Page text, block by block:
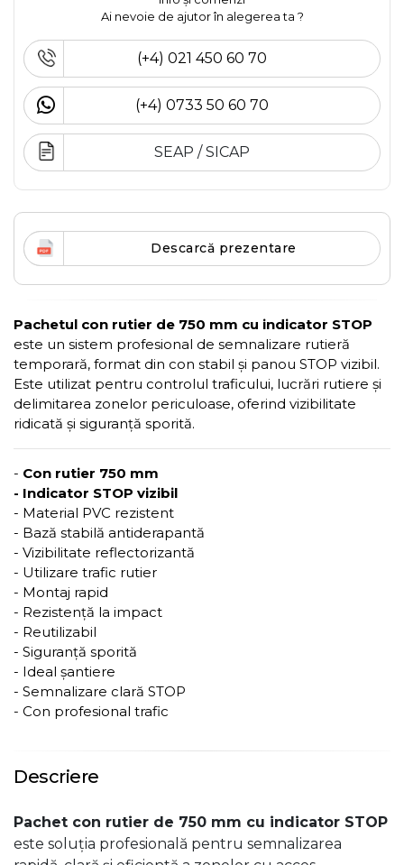
Ai nevoie de ajutor în alegerea ta ?
(+4) 021 450 60 70
(+4) 0733 50 60 70
SEAP / SICAP
Descarcă prezentare
Pachetul con rutier de 750 mm cu indicator STOP
este un sistem profesional de semnalizare rutieră
temporară, format din con stabil și panou STOP vizibil.
Este utilizat pentru controlul traficului, lucrări rutiere și
delimitarea zonelor periculoase, oferind vizibilitate
ridicată și siguranță sporită.
- Con rutier 750 mm
- Indicator STOP vizibil
- Material PVC rezistent
- Bază stabilă antiderapantă
- Vizibilitate reflectorizantă
- Utilizare trafic rutier
- Montaj rapid
- Rezistență la impact
- Reutilizabil
- Siguranță sporită
- Ideal șantiere
- Semnalizare clară STOP
- Con profesional trafic
Descriere
Pachet con rutier de 750 mm cu indicator STOP
este soluția profesională pentru semnalizarea